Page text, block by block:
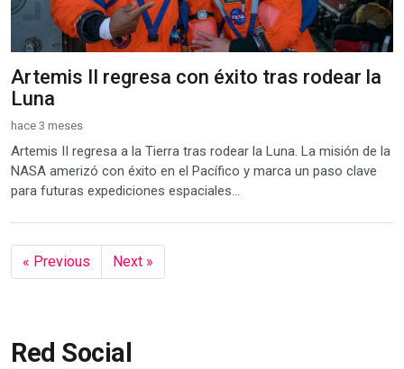
Artemis II regresa con éxito tras rodear la
Luna
hace 3 meses
Artemis II regresa a la Tierra tras rodear la Luna. La misión de la
NASA amerizó con éxito en el Pacífico y marca un paso clave
para futuras expediciones espaciales...
« Previous Next »
Red Social